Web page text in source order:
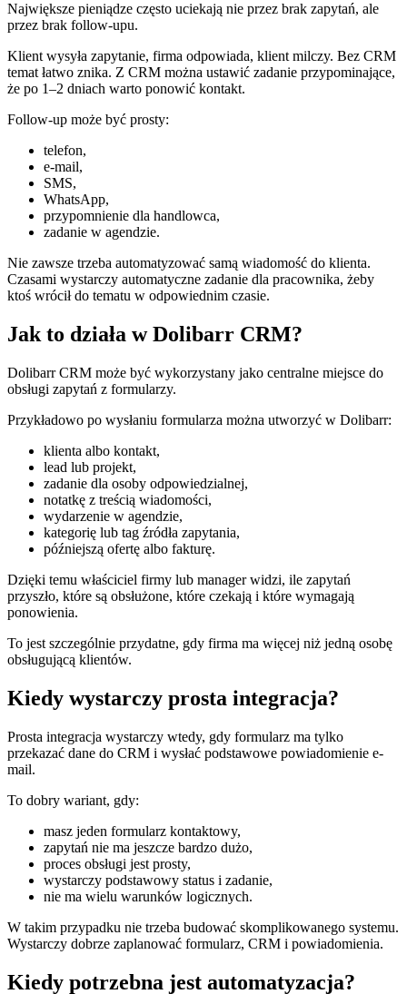
Największe pieniądze często uciekają nie przez brak zapytań, ale
przez brak follow-upu.
Klient wysyła zapytanie, firma odpowiada, klient milczy. Bez CRM
temat łatwo znika. Z CRM można ustawić zadanie przypominające,
że po 1–2 dniach warto ponowić kontakt.
Follow-up może być prosty:
telefon,
e-mail,
SMS,
WhatsApp,
przypomnienie dla handlowca,
zadanie w agendzie.
Nie zawsze trzeba automatyzować samą wiadomość do klienta.
Czasami wystarczy automatyczne zadanie dla pracownika, żeby
ktoś wrócił do tematu w odpowiednim czasie.
Jak to działa w Dolibarr CRM?
Dolibarr CRM może być wykorzystany jako centralne miejsce do
obsługi zapytań z formularzy.
Przykładowo po wysłaniu formularza można utworzyć w Dolibarr:
klienta albo kontakt,
lead lub projekt,
zadanie dla osoby odpowiedzialnej,
notatkę z treścią wiadomości,
wydarzenie w agendzie,
kategorię lub tag źródła zapytania,
późniejszą ofertę albo fakturę.
Dzięki temu właściciel firmy lub manager widzi, ile zapytań
przyszło, które są obsłużone, które czekają i które wymagają
ponowienia.
To jest szczególnie przydatne, gdy firma ma więcej niż jedną osobę
obsługującą klientów.
Kiedy wystarczy prosta integracja?
Prosta integracja wystarczy wtedy, gdy formularz ma tylko
przekazać dane do CRM i wysłać podstawowe powiadomienie e-
mail.
To dobry wariant, gdy:
masz jeden formularz kontaktowy,
zapytań nie ma jeszcze bardzo dużo,
proces obsługi jest prosty,
wystarczy podstawowy status i zadanie,
nie ma wielu warunków logicznych.
W takim przypadku nie trzeba budować skomplikowanego systemu.
Wystarczy dobrze zaplanować formularz, CRM i powiadomienia.
Kiedy potrzebna jest automatyzacja?